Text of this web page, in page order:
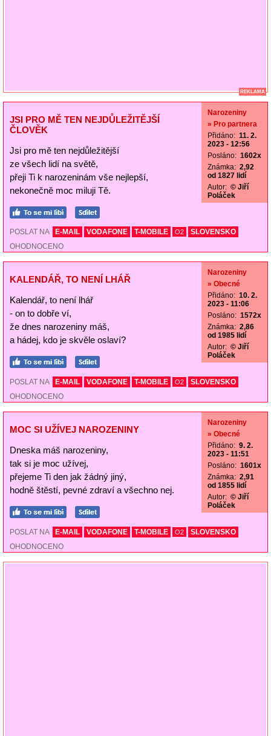
REKLAMA
JSI PRO MĚ TEN NEJDŮLEŽITĚJŠÍ
ČLOVĚK
Jsi pro mě ten nejdůležitější
ze všech lidí na světě,
přeji Ti k narozeninám vše nejlepší,
nekonečně moc miluji Tě.
Narozeniny
» Pro partnera
Přidáno: 11. 2.
2023 - 12:56
Posláno: 1602x
Známka: 2,92
od 1827 lidí
Autor: © Jiří
Poláček
POSLAT NA E-MAIL VODAFONE T-MOBILE O2
SLOVENSKO
OHODNOCENO
KALENDÁŘ, TO NENÍ LHÁŘ
Kalendář, to není lhář
- on to dobře ví,
že dnes narozeniny máš,
a hádej, kdo je skvěle oslaví?
Narozeniny
» Obecné
Přidáno: 10. 2.
2023 - 11:06
Posláno: 1572x
Známka: 2,86
od 1985 lidí
Autor: © Jiří
Poláček
POSLAT NA E-MAIL VODAFONE T-MOBILE O2
SLOVENSKO
OHODNOCENO
MOC SI UŽÍVEJ NAROZENINY
Dneska máš narozeniny,
tak si je moc užívej,
přejeme Ti den jak žádný jiný,
hodně štěstí, pevné zdraví a všechno nej.
Narozeniny
» Obecné
Přidáno: 9. 2.
2023 - 11:51
Posláno: 1601x
Známka: 2,91
od 1855 lidí
Autor: © Jiří
Poláček
POSLAT NA E-MAIL VODAFONE T-MOBILE O2
SLOVENSKO
OHODNOCENO